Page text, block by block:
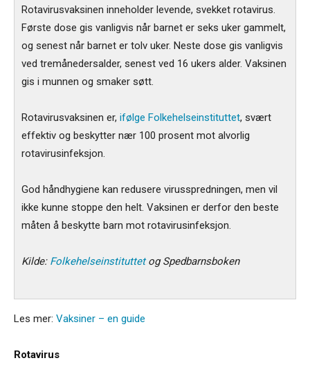
Rotavirusvaksinen inneholder levende, svekket rotavirus.
Første dose gis vanligvis når barnet er seks uker gammelt,
og senest når barnet er tolv uker. Neste dose gis vanligvis
ved tremånedersalder, senest ved 16 ukers alder. Vaksinen
gis i munnen og smaker søtt.
Rotavirusvaksinen er, ifølge Folkehelseinstituttet, svært
effektiv og beskytter nær 100 prosent mot alvorlig
rotavirusinfeksjon.
God håndhygiene kan redusere virusspredningen, men vil
ikke kunne stoppe den helt. Vaksinen er derfor den beste
måten å beskytte barn mot rotavirusinfeksjon.
Kilde:Folkehelseinstituttetog Spedbarnsboken
Les mer: Vaksiner – en guide
Rotavirus